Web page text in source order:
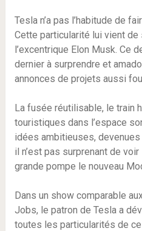
Tesla n’a pas l’habitude de
Cette particularité lui vient de
l’excentrique Elon Musk. Ce
dernier à surprendre et
annonces de projets aussi
La fusée réutilisable, le train
touristiques dans l’espace
idées ambitieuses,
il n’est pas surprenant de
grande pompe le nouveau
Dans un show comparable
Jobs, le patron de Tesla a
toutes les particularités de